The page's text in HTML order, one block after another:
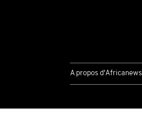
A propos d'Africanews